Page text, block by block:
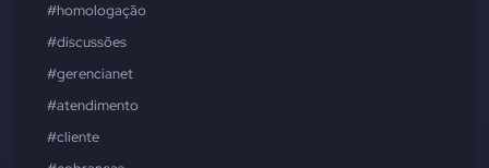
#homologação
#discussões
#gerencianet
#atendimento
#cliente